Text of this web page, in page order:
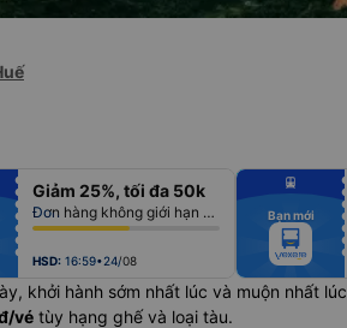
fiber_manual_record
fiber_manual_record
fiber_manual_record
fiber_manual_record
fiber_manual_record
fiber_manual_record
fiber_manual_record
Giảm 25%, tối đa 50k
Đơn hàng không giới hạn số lượng vé
HSD: 16:59•24/08
fiber_manual_record
fiber_manual_record
fiber_manual_record
fiber_manual_record
fiber_manual_record
fiber_manual_record
fiber_manual_record
Bạn mới
khởi hành sớm nhất lúc và muộn nhất lúc
vé tùy hạng ghế và loại tàu.